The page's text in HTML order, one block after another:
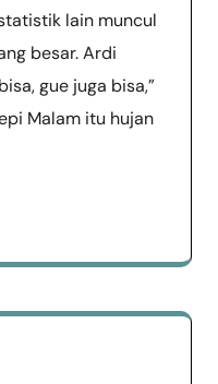
lain muncul
besar. Ardi
gue juga bisa,”
Malam itu hujan